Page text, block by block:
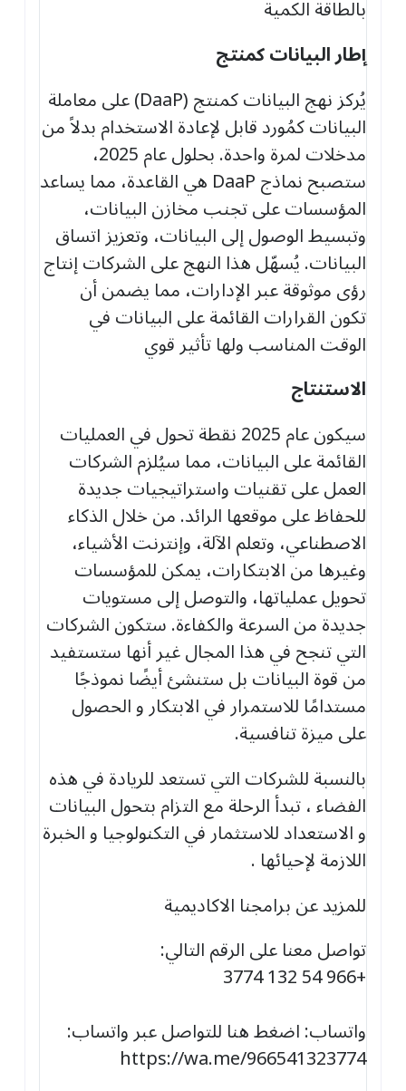
بالطاقة الكمية
إطارالبيانات كمنتج
يُركز نهج البيانات كمنتج (DaaP) على معاملة
البيانات كمُورد قابل لإعادة الاستخدام بدلاً من
مدخلات لمرة واحدة. بحلول عام 2025،
ستصبح نماذج DaaP هي القاعدة، مما يساعد
المؤسسات على تجنب مخازن البيانات،
وتبسيط الوصول إلى البيانات، وتعزيز اتساق
البيانات. يُسهّل هذا النهج على الشركات إنتاج
رؤى موثوقة عبر الإدارات، مما يضمن أن
تكون القرارات القائمة على البيانات في
الوقت المناسب ولها تأثير قوي
الاستنتاج
سيكون عام 2025 نقطة تحول في العمليات
القائمة على البيانات، مما سيُلزم الشركات
العمل على تقنيات واستراتيجيات جديدة
للحفاظ على موقعها الرائد. من خلال الذكاء
الاصطناعي، وتعلم الآلة، وإنترنت الأشياء،
وغيرها من الابتكارات، يمكن للمؤسسات
تحويل عملياتها، والتوصل إلى مستويات
جديدة من السرعة والكفاءة. ستكون الشركات
التي تنجح في هذا المجال غير أنها ستستفيد
من قوة البيانات بل ستنشئ أيضًا نموذجًا
مستدامًا للاستمرار في الابتكار و الحصول
على ميزة تنافسية.
بالنسبة للشركات التي تستعد للريادة في هذه
الفضاء ، تبدأ الرحلة مع التزام بتحول البيانات
و الاستعداد للاستثمار في التكنولوجيا و الخبرة
اللازمة لإحيائها .
للمزيد عن برامجنا الاكاديمية
تواصل معنا على الرقم التالي:
+966 54 132 3774
واتساب: اضغط هنا للتواصل عبر واتساب:
https://wa.me/966541323774